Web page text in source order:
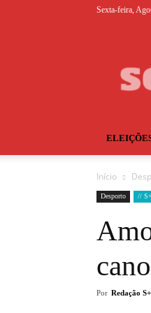
Sexta-feira,
Início
Desporto //
Por Redação